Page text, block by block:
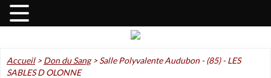
Accueil>Don du Sang>Salle Polyvalente Audubon - (85) - LES
SABLES D OLONNE